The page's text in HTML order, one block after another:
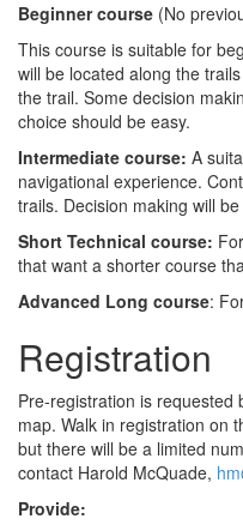
Beginner course (No
This course is suitable for
will be located along the
the trail. Some decision
choice should be easy.
Intermediate course: A
navigational experience.
trails. Decision making will
Short Technical course:
that want a shorter course
Advanced Long course:
Registration
Pre-registration is
map. Walk in registration on
but there will be a limited
contact Harold McQuade,
Provide: